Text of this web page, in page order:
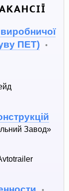
ПЕТ)
•
Завод»